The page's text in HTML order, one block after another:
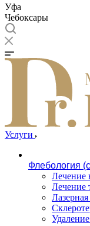
Уфа
Чебоксары
Услуги
Флебология
Лечение
Лечение